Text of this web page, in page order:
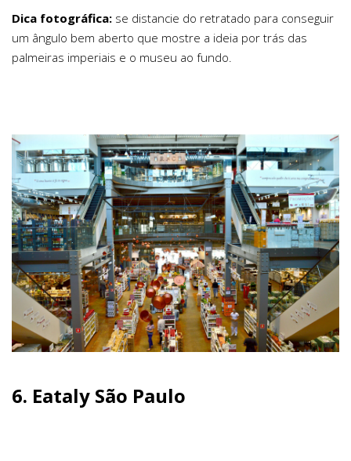
Dica fotográfica: se distancie do retratado para conseguir
um ângulo bem aberto que mostre a ideia por trás das
palmeiras imperiais e o museu ao fundo.
6. Eataly São Paulo